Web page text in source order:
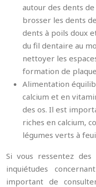
autour des dents
brosser les dents
dents à poils doux
du fil dentaire au
nettoyer les
formation de
Alimentation
calcium et en
des os. Il est
riches en calcium,
légumes verts à
Si vous ressentez
inquiétudes
important de